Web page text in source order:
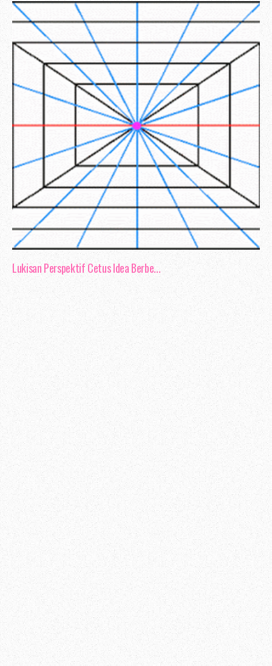
1 akan bermula jam 2 petang, dan akan
jam sahaja. Tapi malangnya, pelajar
jam 2.25 petang.
Bagi aku, arahan yang mudah untuk di
bermula jam 2, dan akan tamat jam
datang pada masa yang di tetapkan,
kalau anda tidak dapat menyelesaikan
masalah itu datang dari anda.
mempunyai toleransi, tapi dalam hal -
masa yang sesuai untuk memikirkan
Berbalik kepada perbincangan di atas,
menerima arahan atau maklumat amat
mengelakkan diri dari pelbagai
mewujudkan komunikasi berkesan
kita tahu apa yang perlu di lakukan. Apa
Terima Kasih ~ Datang Lagi
Lukisan Perspektif Cetus Idea Berbe...